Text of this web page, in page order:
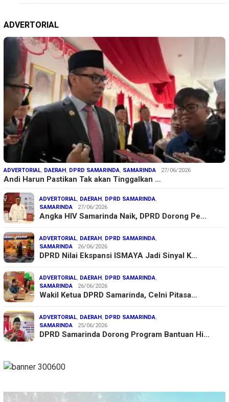
ADVERTORIAL
ADVERTORIAL, DAERAH, DPRD SAMARINDA, SAMARINDA 27/06/2026
Andi Harun Pastikan Tak akan Tinggalkan …
ADVERTORIAL, DAERAH, DPRD SAMARINDA,
SAMARINDA
27/06/2026
Angka HIV Samarinda Naik, DPRD Dorong Pe…
ADVERTORIAL, DAERAH, DPRD SAMARINDA,
SAMARINDA
26/06/2026
DPRD Nilai Ekspansi ISMAYA Jadi Sinyal K…
ADVERTORIAL, DAERAH, DPRD SAMARINDA,
SAMARINDA
26/06/2026
Wakil Ketua DPRD Samarinda, Celni Pitasa…
ADVERTORIAL, DAERAH, DPRD SAMARINDA,
SAMARINDA
25/06/2026
DPRD Samarinda Dorong Program Bantuan Hi…